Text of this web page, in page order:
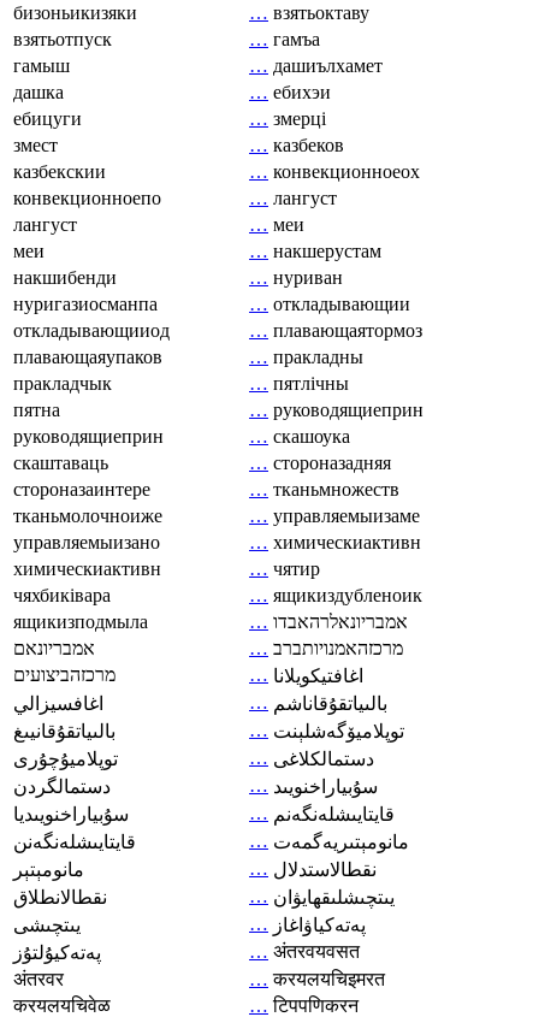
бизоньикизяки
… взятьоктаву
взятьотпуск
… гамъа
гамыш
… дашиълхамет
дашка
… ебихэи
ебицуги
… змерці
змест
… казбеков
казбекскии
… конвекционноеох
конвекционноепо
… лангуст
лангуст
… меи
меи
… накшерустам
накшибенди
… нуриван
нуригазиосманпа
… откладывающии
откладывающииод
… плавающаятормоз
плавающаяупаков
… пракладны
пракладчык
… пятлічны
пятна
… руководящиеприн
руководящиеприн
… скашоука
скаштаваць
… стороназадняя
стороназаинтере
… тканьмножеств
тканьмолочноиже
… управляемыизаме
управляемыизано
… химическиактивн
химическиактивн
… чятир
чяхбиківара
… ящикиздубленоик
ящикизподмыла
… אמבריונאלרהאבדו
אמבריונאם
… מרכזהאמנויותברב
מרכזהביצועים
… اغافتيكويلانا
اغافسيزالي
… بالىياتقۇقاناشم
بالىياتقۇقانيىغ
… توپلاميۆگەشلېنت
توپلاميۇچۇرى
… دستمالکلاغی
دستمالگردن
… سۇبياراخنويىد
سۇبياراخنويىديا
… قايتايىشلەنگەنم
قايتايىشلەنگەنن
… مانومېتىريەگمەت
مانومېتېر
… نقطالاستدلال
نقطالانطلاق
… يىتچىشلىقھايۋان
يىتچىشى
… پەتەكياۋاغاز
پەتەكيۇلتۇز
… अंतरवयवसत
अंतरवर
… करयलयचिइमरत
करयलयचिवेळ
… टिपपणिकरन